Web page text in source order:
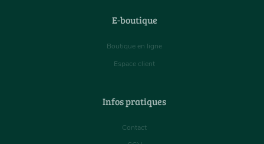
E-boutique
Boutique en ligne
Espace client
Infos pratiques
Contact